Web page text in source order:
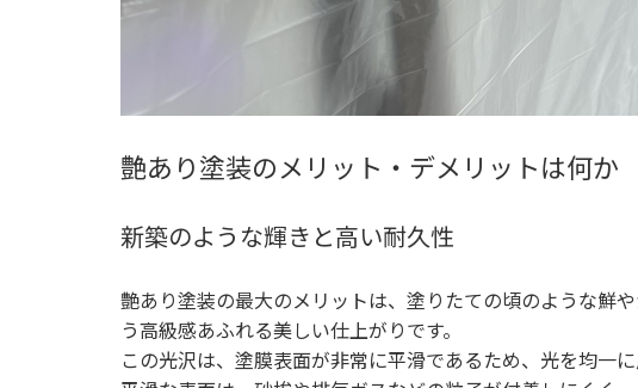
艶あり塗装のメリット・デメリットは何か
新築のような輝きと高い耐久性
艶あり塗装の最大のメリットは、塗りたての頃のような鮮
う高級感あふれる美しい仕上がりです。
この光沢は、塗膜表面が非常に平滑であるため、光を均一